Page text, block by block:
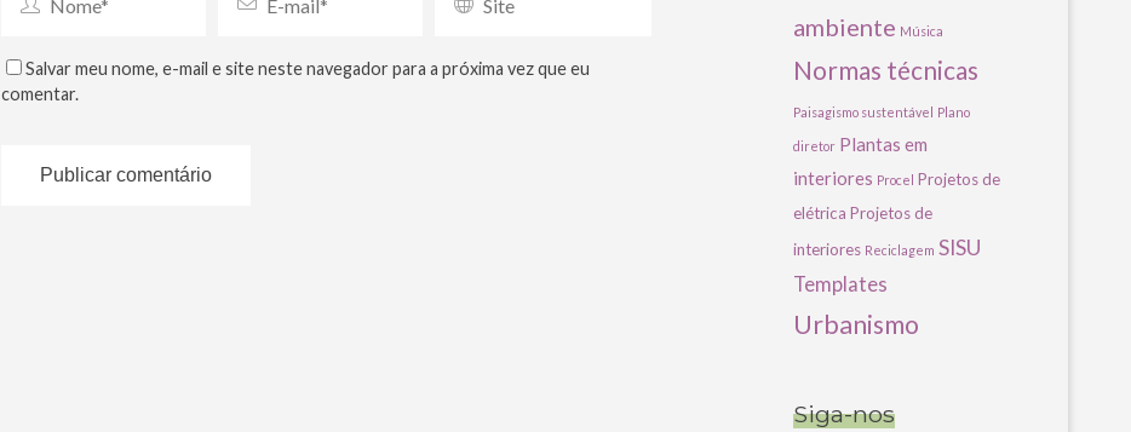
Salvar meu nome, e-mail e site neste navegador para a próxima vez que eu
comentar.
ambiente Música
Normas técnicas
Paisagismo sustentável Plano
diretor Plantas em
interiores Procel Projetos de
elétrica Projetos de
interiores Reciclagem SISU
Templates
Urbanismo
Siga-nos